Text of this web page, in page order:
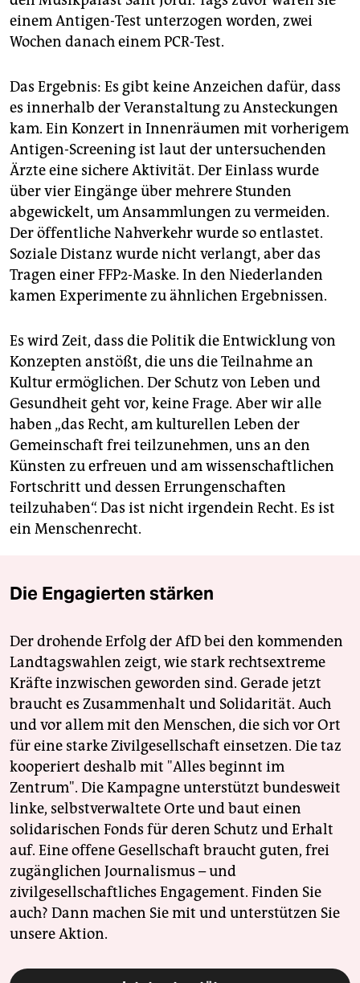
einem Antigen-Test unterzogen worden, zwei
Wochen danach einem PCR-Test.
Das Ergebnis: Es gibt keine Anzeichen dafür, dass
es innerhalb der Veranstaltung zu Ansteckungen
kam. Ein Konzert in Innenräumen mit vorherigem
Antigen-Screening ist laut der untersuchenden
Ärzte eine sichere Aktivität. Der Einlass wurde
über vier Eingänge über mehrere Stunden
abgewickelt, um Ansammlungen zu vermeiden.
Der öffentliche Nahverkehr wurde so entlastet.
Soziale Distanz wurde nicht verlangt, aber das
Tragen einer FFP2-Maske. In den Niederlanden
kamen Experimente zu ähnlichen Ergebnissen.
Es wird Zeit, dass die Politik die Entwicklung von
Konzepten anstößt, die uns die Teilnahme an
Kultur ermöglichen. Der Schutz von Leben und
Gesundheit geht vor, keine Frage. Aber wir alle
haben „das Recht, am kulturellen Leben der
Gemeinschaft frei teilzunehmen, uns an den
Künsten zu erfreuen und am wissenschaftlichen
Fortschritt und dessen Errungenschaften
teilzuhaben“. Das ist nicht irgendein Recht. Es ist
ein Menschenrecht.
Die Engagierten stärken
Der drohende Erfolg der AfD bei den kommenden
Landtagswahlen zeigt, wie stark rechtsextreme
Kräfte inzwischen geworden sind. Gerade jetzt
braucht es Zusammenhalt und Solidarität. Auch
und vor allem mit den Menschen, die sich vor Ort
für eine starke Zivilgesellschaft einsetzen. Die taz
kooperiert deshalb mit "Alles beginnt im
Zentrum". Die Kampagne unterstützt bundesweit
linke, selbstverwaltete Orte und baut einen
solidarischen Fonds für deren Schutz und Erhalt
auf. Eine offene Gesellschaft braucht guten, frei
zugänglichen Journalismus – und
zivilgesellschaftliches Engagement. Finden Sie
auch? Dann machen Sie mit und unterstützen Sie
unsere Aktion.